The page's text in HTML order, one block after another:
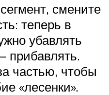
смените
теперь в
убавлять
прибавлять.
частью, чтобы
«лесенки».